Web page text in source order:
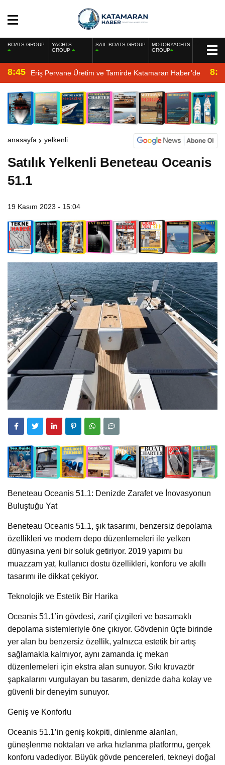
BOATS GROUP
YACHTS
GROUP
SAIL BOATS GROUP
MOTORYACHTS
GROUP
8:45 Eriş Pervane Üretim ve Tamirde Katamaran Haber’de
anasayfa yelkenli
Satılık Yelkenli Beneteau Oceanis
51.1
19 Kasım 2023 - 15:04
Beneteau Oceanis 51.1: Denizde Zarafet ve İnovasyonun
Buluştuğu Yat
Beneteau Oceanis 51.1, şık tasarımı, benzersiz depolama
özellikleri ve modern depo düzenlemeleri ile yelken
dünyasına yeni bir soluk getiriyor. 2019 yapımı bu
muazzam yat, kullanıcı dostu özellikleri, konforu ve akıllı
tasarımı ile dikkat çekiyor.
Teknolojik ve Estetik Bir Harika
Oceanis 51.1’in gövdesi, zarif çizgileri ve basamaklı
depolama sistemleriyle öne çıkıyor. Gövdenin üçte birinde
yer alan bu benzersiz özellik, yalnızca estetik bir artış
sağlamakla kalmıyor, aynı zamanda iç mekan
düzenlemeleri için ekstra alan sunuyor. Sıkı kruvazör
şapkalarını vurgulayan bu tasarım, denizde daha kolay ve
güvenli bir deneyim sunuyor.
Geniş ve Konforlu
Oceanis 51.1’in geniş kokpiti, dinlenme alanları,
güneşlenme noktaları ve arka hızlanma platformu, gerçek
konforu vadediyor. Büyük gövde pencereleri, tekneyi doğal